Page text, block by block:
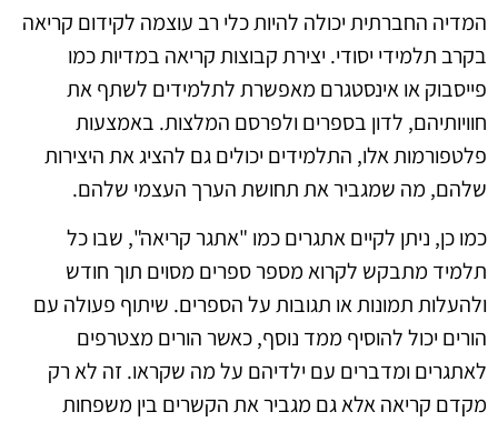
המדיה החברתית יכולה להיות כלי רב עוצמה לקידום קריאה
בקרב תלמידי יסודי. יצירת קבוצות קריאה במדיות כמו
פייסבוק או אינסטגרם מאפשרת לתלמידים לשתף את
חוויותיהם, לדון בספרים ולפרסם המלצות. באמצעות
פלטפורמות אלו, התלמידים יכולים גם להציג את היצירות
שלהם, מה שמגביר את תחושת הערך העצמי שלהם.
כמו כן, ניתן לקיים אתגרים כמו "אתגר קריאה", שבו כל
תלמיד מתבקש לקרוא מספר ספרים מסוים תוך חודש
ולהעלות תמונות או תגובות על הספרים. שיתוף פעולה עם
הורים יכול להוסיף ממד נוסף, כאשר הורים מצטרפים
לאתגרים ומדברים עם ילדיהם על מה שקראו. זה לא רק
מקדם קריאה אלא גם מגביר את הקשרים בין משפחות